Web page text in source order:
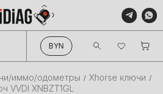
BYN
иммо/одометры
Xhorse ключи
VVDI XNBZT1GL